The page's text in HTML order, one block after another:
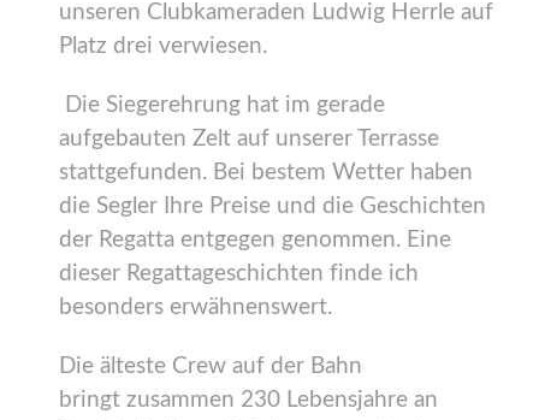
unseren Clubkameraden Ludwig Herrle auf
Platz drei verwiesen.
Die Siegerehrung hat im gerade
aufgebauten Zelt auf unserer Terrasse
stattgefunden. Bei bestem Wetter haben
die Segler Ihre Preise und die Geschichten
der Regatta entgegen genommen. Eine
dieser Regattageschichten finde ich
besonders erwähnenswert.
Die älteste Crew auf der Bahn
bringt zusammen 230 Lebensjahre an